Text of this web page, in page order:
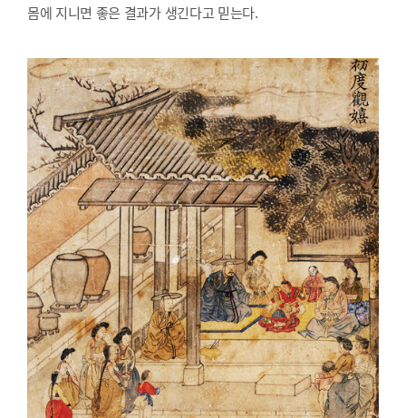
몸에 지니면 좋은 결과가 생긴다고 믿는다.